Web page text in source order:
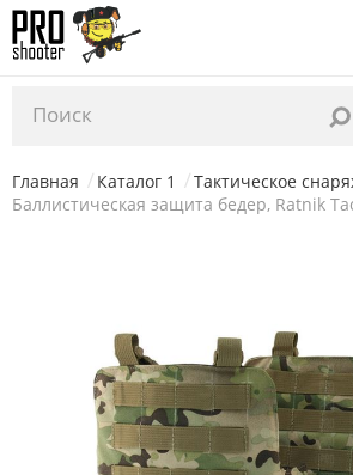
Уважаемые посетители, с 03.02 по 06.02 на нашем
складе проводится инвентаризация. Заказы начнут
отгружаться с 07.02. Благодарим за понимание!
Главная Каталог 1
Тактическое
Баллистическая защита бедер, Ratnik